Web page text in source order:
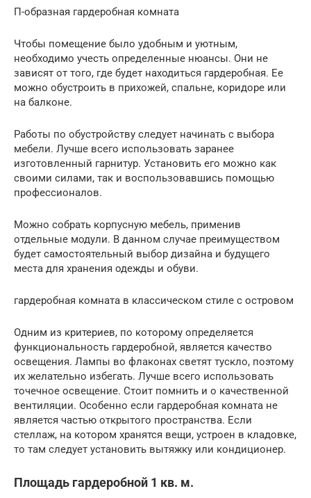
П-образная гардеробная комната
Чтобы помещение было удобным и уютным,
необходимо учесть определенные нюансы. Они не
зависят от того, где будет находиться гардеробная. Ее
можно обустроить в прихожей, спальне, коридоре или
на балконе.
Работы по обустройству следует начинать с выбора
мебели. Лучше всего использовать заранее
изготовленный гарнитур. Установить его можно как
своими силами, так и воспользовавшись помощью
профессионалов.
Можно собрать корпусную мебель, применив
отдельные модули. В данном случае преимуществом
будет самостоятельный выбор дизайна и будущего
места для хранения одежды и обуви.
гардеробная комната в классическом стиле с островом
Одним из критериев, по которому определяется
функциональность гардеробной, является качество
освещения. Лампы во флаконах светят тускло, поэтому
их желательно избегать. Лучше всего использовать
точечное освещение. Стоит помнить и о качественной
вентиляции. Особенно если гардеробная комната не
является частью открытого пространства. Если
стеллаж, на котором хранятся вещи, устроен в кладовке,
то там следует установить вытяжку или кондиционер.
Площадь гардеробной 1 кв. м.